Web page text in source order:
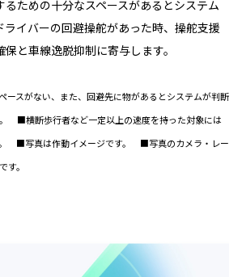
るための十分なスペースがあるとシステム
イバーの回避操舵があった時、操舵支援
と車線逸脱抑制に寄与します。
ースがない、また、回避先に物があるとシステムが判断
■横断歩行者など一定以上の速度を持った対象には
。 ■写真は作動イメージです。 ■写真のカメラ・レー
す。